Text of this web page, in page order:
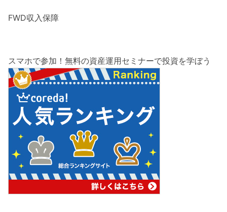
FWD収入保障
スマホで参加！無料の資産運用セミナーで投資を学ぼう